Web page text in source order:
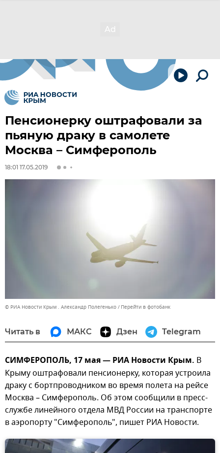
Пенсионерку оштрафовали за
пьяную драку в самолете
Москва – Симферополь
18:01 17.05.2019
© РИА Новости Крым . Александр Полегенько Перейти в фотобанк
Читать в МАКС Дзен Telegram
СИМФЕРОПОЛЬ, 17 мая — РИА Новости Крым. В
Крыму оштрафовали пенсионерку, которая устроила
драку с бортпроводником во время полета на рейсе
Москва – Симферополь. Об этом сообщили в пресс-
службе линейного отдела МВД России на транспорте
в аэропорту "Симферополь", пишет РИА Новости.